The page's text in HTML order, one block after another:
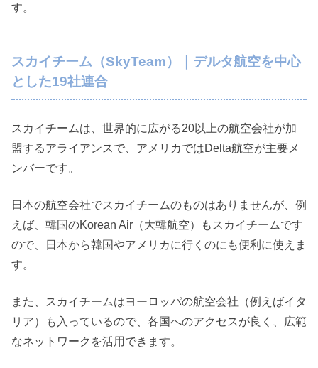
す。
スカイチーム（SkyTeam）｜デルタ航空を中心
とした19社連合
スカイチームは、世界的に広がる20以上の航空会社が加
盟するアライアンスで、アメリカではDelta航空が主要メ
ンバーです。
日本の航空会社でスカイチームのものはありませんが、例
えば、韓国のKorean Air（大韓航空）もスカイチームです
ので、日本から韓国やアメリカに行くのにも便利に使えま
す。
また、スカイチームはヨーロッパの航空会社（例えばイタ
リア）も入っているので、各国へのアクセスが良く、広範
なネットワークを活用できます。